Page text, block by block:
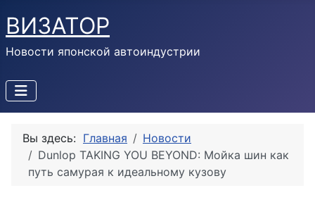
ВИЗАТОР
Новости японской автоиндустрии
Вы здесь: Главная
Новости
Dunlop TAKING YOU BEYOND: Мойка шин как
путь самурая к идеальному кузову